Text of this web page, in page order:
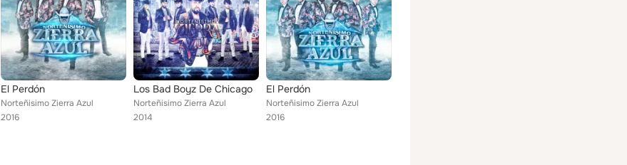
El Perdón
Norteñisimo Zierra Azul
2016
Los Bad Boyz De Chicago
Norteñisimo Zierra Azul
2014
El Perdón
Norteñisimo Zierra Azul
2016